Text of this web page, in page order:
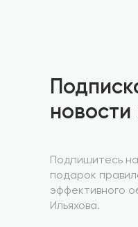
новости
Подпишитесь
подарок
эффективного
Ильяхова.